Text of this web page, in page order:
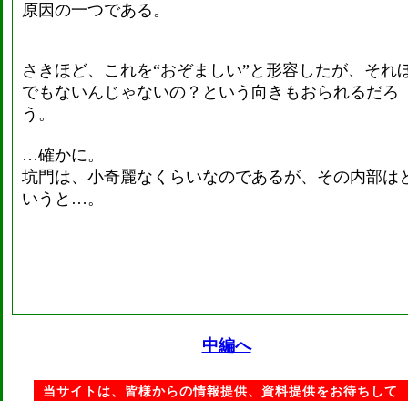
原因の一つである。
さきほど、これを“おぞましい”と形容したが、それ
でもないんじゃないの？という向きもおられるだろ
う。
…確かに。
坑門は、小奇麗なくらいなのであるが、その内部は
いうと…。
中編へ
当サイトは、皆様からの情報提供、資料提供をお待ちして